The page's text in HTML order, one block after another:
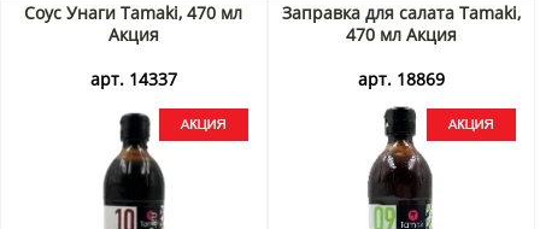
Соус Унаги Tamaki, 470 мл
Акция
арт. 14337
Заправка для салата Tamaki,
470 мл Акция
арт. 18869